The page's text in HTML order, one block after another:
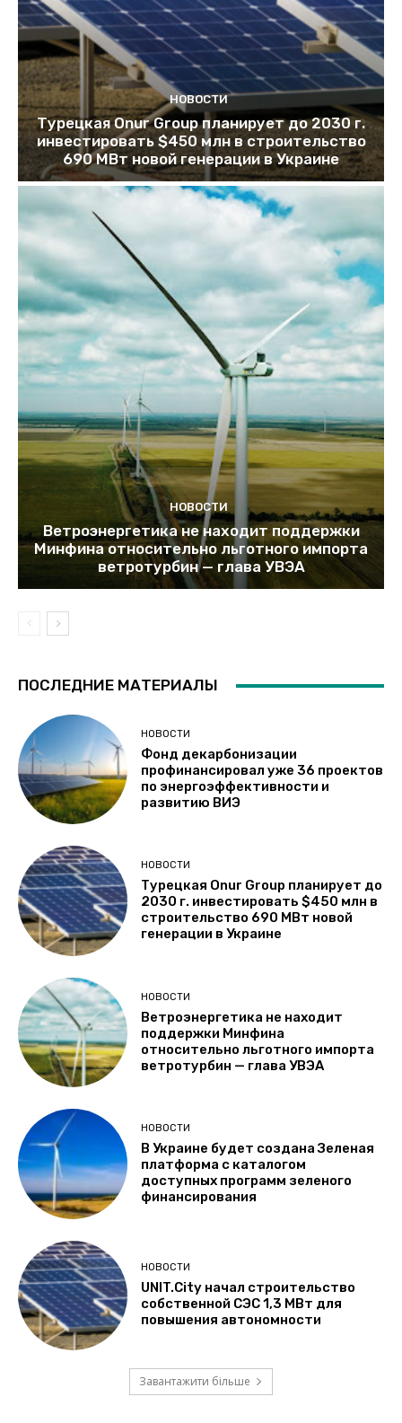
НОВОСТИ
Турецкая Onur Group планирует до 2030 г.
инвестировать $450 млн в строительство
690 МВт новой генерации в Украине
НОВОСТИ
Ветроэнергетика не находит поддержки
Минфина относительно льготного импорта
ветротурбин — глава УВЭА
ПОСЛЕДНИЕ МАТЕРИАЛЫ
НОВОСТИ
Фонд декарбонизации
профинансировал уже 36 проектов
по энергоэффективности и
развитию ВИЭ
НОВОСТИ
Турецкая Onur Group планирует до
2030 г. инвестировать $450 млн в
строительство 690 МВт новой
генерации в Украине
НОВОСТИ
Ветроэнергетика не находит
поддержки Минфина
относительно льготного импорта
ветротурбин — глава УВЭА
НОВОСТИ
В Украине будет создана Зеленая
платформа с каталогом
доступных программ зеленого
финансирования
НОВОСТИ
UNIT.City начал строительство
собственной СЭС 1,3 МВт для
повышения автономности
Завантажити більше